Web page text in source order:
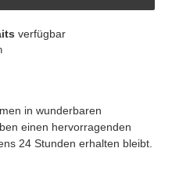
verfügbar
in wunderbaren
einen hervorragenden
24 Stunden erhalten bleibt.